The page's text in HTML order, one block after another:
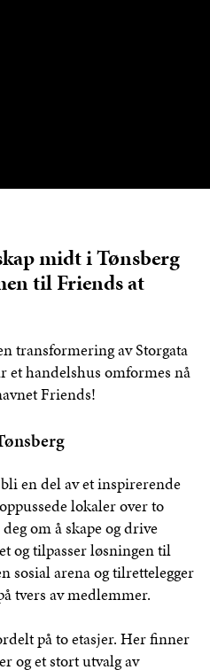
midt i Tønsberg
til Friends at
transformering av Storgata
et handelshus omformes nå
Friends!
en del av et inspirerende
lokaler over to
om å skape og drive
og tilpasser løsningen til
sosial arena og tilrettelegger
tvers av medlemmer.
på to etasjer. Her finner
og et stort utvalg av